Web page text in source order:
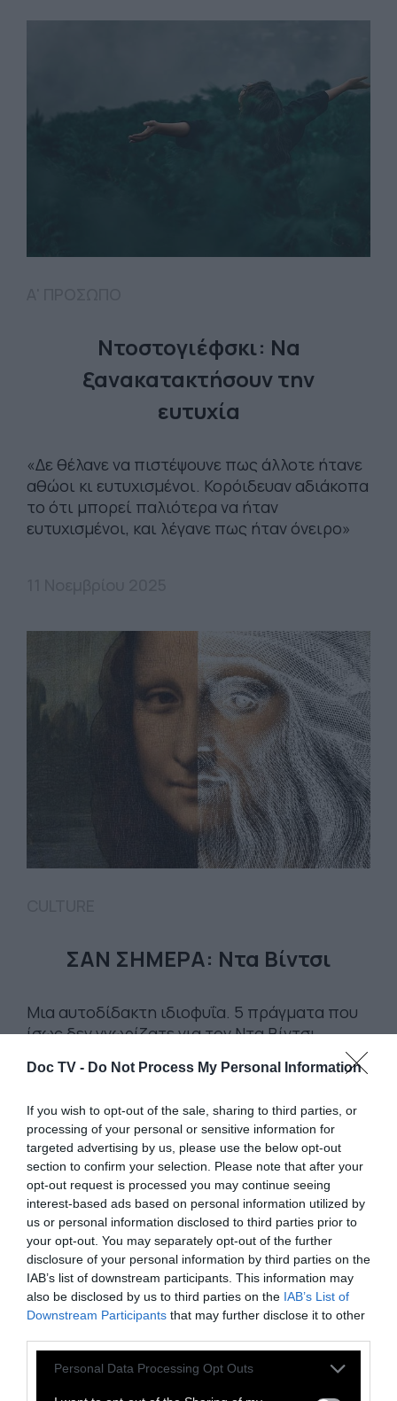
Doc TV - Do Not Process My Personal Information
If you wish to opt-out of the sale, sharing to third parties, or
processing of your personal or sensitive information for
targeted advertising by us, please use the below opt-out
section to confirm your selection. Please note that after your
opt-out request is processed you may continue seeing
interest-based ads based on personal information utilized by
us or personal information disclosed to third parties prior to
your opt-out. You may separately opt-out of the further
disclosure of your personal information by third parties on the
IAB’s list of downstream participants. This information may
also be disclosed by us to third parties on the IAB’s List of
Downstream Participants that may further disclose it to other
Personal Data Processing Opt Outs
Ντοστογιέφσκι: Να
ξανακατακτήσουν την
ευτυχία
«Δε θέλανε να πιστέψουνε πως άλλοτε ήτανε
αθώοι κι ευτυχισμένοι. Κορόιδευαν αδιάκοπα
το ότι μπορεί παλιότερα να ήταν
ευτυχισμένοι, και λέγανε πως ήταν όνειρο»
ΣΑΝ ΣΗΜΕΡΑ: Ντα Βίντσι
Μια αυτοδίδακτη ιδιοφυΐα. 5 πράγματα που
ίσως δεν γνωρίζατε για τον Ντα Βίντσι